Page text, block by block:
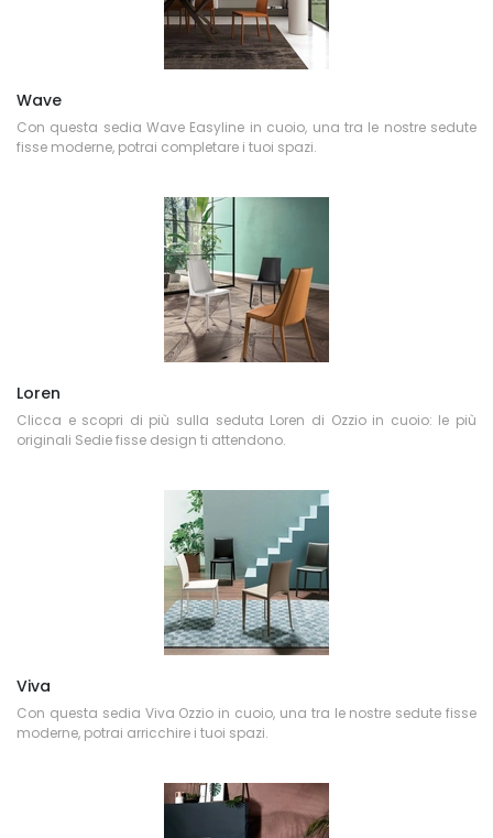
Wave
Con questa sedia Wave Easyline in cuoio, una tra le nostre sedute
fisse moderne, potrai completare i tuoi spazi.
Loren
Clicca e scopri di più sulla seduta Loren di Ozzio in cuoio: le più
originali Sedie fisse design ti attendono.
Viva
Con questa sedia Viva Ozzio in cuoio, una tra le nostre sedute fisse
moderne, potrai arricchire i tuoi spazi.